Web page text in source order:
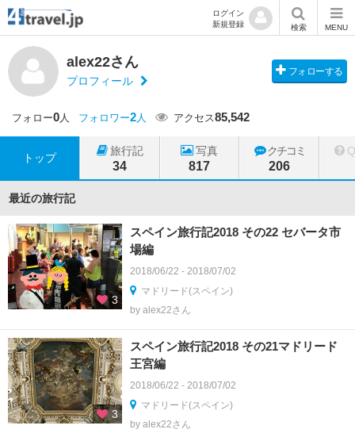
ログイン
新規登録
検索 MENU
alex22さん
プロフィール
フォローする
フォロー0人 フォロワー2人 アクセス85,542
トップ
旅行記
34
写真
817
クチコミ
206
最近の旅行記
3
スペイン旅行記2018 その22 セバータ市
場編
2018/06/22 - 2018/07/02
マドリード(スペイン)
by alex22さん
3
スペイン旅行記2018 その21マドリード
王宮編
2018/06/22 - 2018/07/02
マドリード(スペイン)
by alex22さん